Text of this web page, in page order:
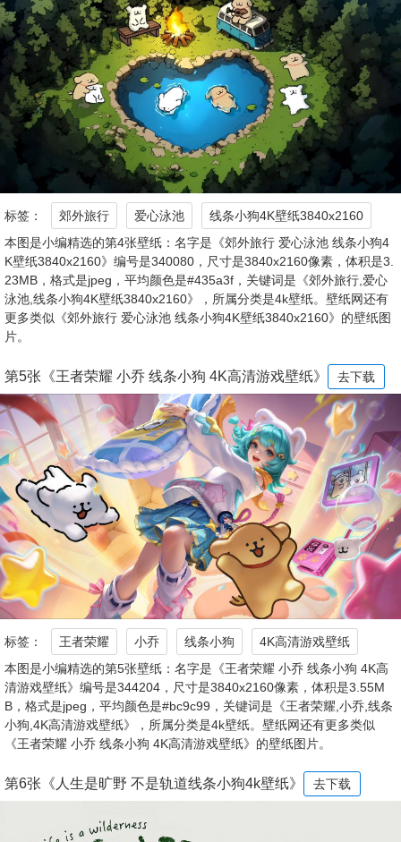
标签： 郊外旅行 爱心泳池
线条小狗4K壁纸3840x2160
本图是小编精选的第4张壁纸：名字是《郊外旅行 爱心泳池 线条小狗4
K壁纸3840x2160》编号是340080，尺寸是3840x2160像素，体积是3.
23MB，格式是jpeg，平均颜色是#435a3f，关键词是《郊外旅行,爱心
泳池,线条小狗4K壁纸3840x2160》，所属分类是4k壁纸。壁纸网还有
更多类似《郊外旅行 爱心泳池 线条小狗4K壁纸3840x2160》的壁纸图
片。
第5张《王者荣耀 小乔 线条小狗 4K高清游戏壁纸》 去下载
标签： 王者荣耀 小乔 线条小狗
4K高清游戏壁纸
本图是小编精选的第5张壁纸：名字是《王者荣耀 小乔 线条小狗 4K高
清游戏壁纸》编号是344204，尺寸是3840x2160像素，体积是3.55M
B，格式是jpeg，平均颜色是#bc9c99，关键词是《王者荣耀,小乔,线条
小狗,4K高清游戏壁纸》，所属分类是4k壁纸。壁纸网还有更多类似
《王者荣耀 小乔 线条小狗 4K高清游戏壁纸》的壁纸图片。
第6张《人生是旷野 不是轨道线条小狗4k壁纸》 去下载